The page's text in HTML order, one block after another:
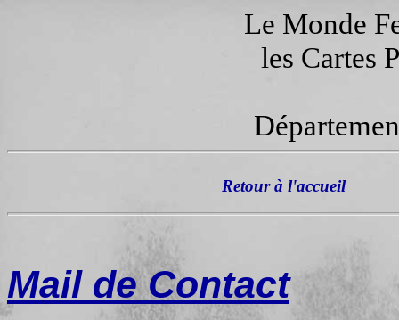
Le Monde
les Cartes
Retour à l'accueil
Mail de Contact